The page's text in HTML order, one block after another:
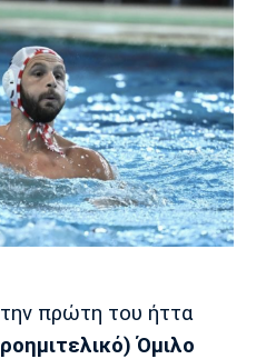
Βόλος
Πανσερραϊκός
πρώτη του ήττα
Όμιλο